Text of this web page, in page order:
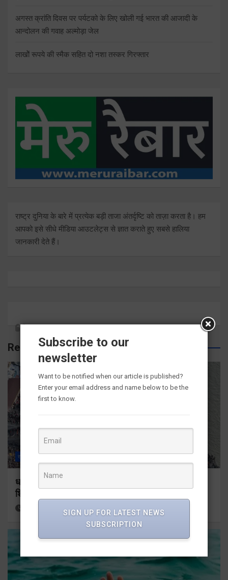
अगस्त क्रांति दिवस पर पर्यटको के लिए खोली गई भारत की आजादी के
आन्दोलन की गवाह अल्मोड़ा जेल
लाखोें रूपये की स्मैक सहित दो नशा तस्कर गिरफ्तार
राष्ट्र दुनिया के बारे में प्रत्येक बड़ी ताजा अंतर्दृष्टि को ताज़ा करता है। हम
आपको इसे सीधे मीडिया आउटलेट्स से ज्ञात कराते हुए सबसे हालिया
जानकारी देते हैं।
Related Posts
राज्य
धर्मनगरी हुई शिवभक्तों से गुलजार, जहां तक नजर डालों
शिवभक्त ही शिवभक्त
19 hours ago Viri Gairola
Subscribe to our
newsletter
Want to be notified when our article is published?
Enter your email address and name below to be the
first to know.
SIGN UP FOR LATEST NEWS
SUBSCRIPTION